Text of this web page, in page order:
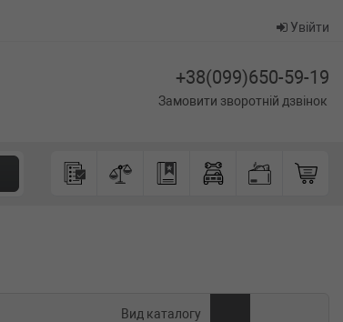
Увійти
+38(099)650-59-19
Замовити зворотній дзвінок
Вид каталогу